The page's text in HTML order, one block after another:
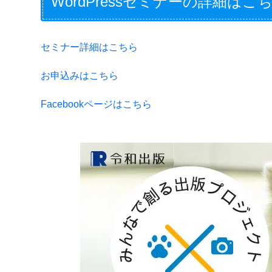
セミナー詳細はこちら
お申込みはこちら
Facebookページはこちら